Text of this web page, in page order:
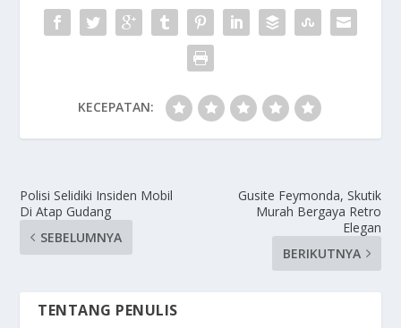
KECEPATAN:
Polisi Selidiki Insiden Mobil
Di Atap Gudang
SEBELUMNYA
Gusite Feymonda, Skutik
Murah Bergaya Retro
Elegan
BERIKUTNYA
TENTANG PENULIS